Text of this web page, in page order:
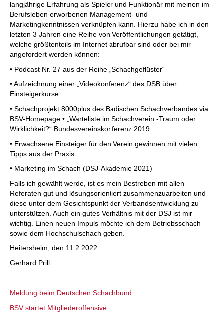
langjährige Erfahrung als Spieler und Funktionär mit meinen im
Berufsleben erworbenen Management- und
Marketingkenntnissen verknüpfen kann. Hierzu habe ich in den
letzten 3 Jahren eine Reihe von Veröffentlichungen getätigt,
welche größtenteils im Internet abrufbar sind oder bei mir
angefordert werden können:
• Podcast Nr. 27 aus der Reihe „Schachgeflüster“
• Aufzeichnung einer „Videokonferenz“ des DSB über
Einsteigerkurse
• Schachprojekt 8000plus des Badischen Schachverbandes via
BSV-Homepage • „Warteliste im Schachverein -Traum oder
Wirklichkeit?“ Bundesvereinskonferenz 2019
• Erwachsene Einsteiger für den Verein gewinnen mit vielen
Tipps aus der Praxis
• Marketing im Schach (DSJ-Akademie 2021)
Falls ich gewählt werde, ist es mein Bestreben mit allen
Referaten gut und lösungsorientiert zusammenzuarbeiten und
diese unter dem Gesichtspunkt der Verbandsentwicklung zu
unterstützen. Auch ein gutes Verhältnis mit der DSJ ist mir
wichtig. Einen neuen Impuls möchte ich dem Betriebsschach
sowie dem Hochschulschach geben.
Heitersheim, den 11.2.2022
Gerhard Prill
Meldung beim Deutschen Schachbund...
BSV startet Mitgliederoffensive...